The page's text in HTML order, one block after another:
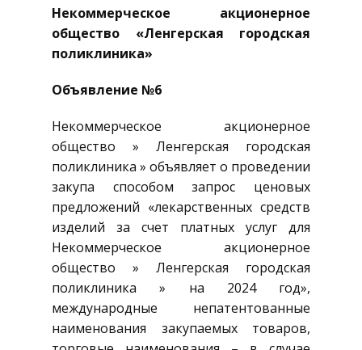
Некоммерческое акционерное
общество «Ленгерская городская
поликлиника»
Объявление №6
Некоммерческое акционерное
общество » Ленгерская городская
поликлиника » объявляет о проведении
закупа способом запрос ценовых
предложений «лекарственных средств
изделий за счет платных услуг для
Некоммерческое акционерное
общество » Ленгерская городская
поликлиника » на 2024 год»,
международные непатентованные
наименования закупаемых товаров,